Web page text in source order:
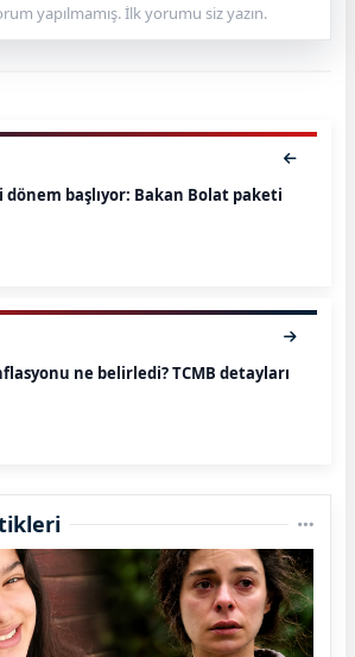
yapılmamış. İlk yorumu siz yazın.
dönem başlıyor: Bakan Bolat paketi
ne belirledi? TCMB detayları